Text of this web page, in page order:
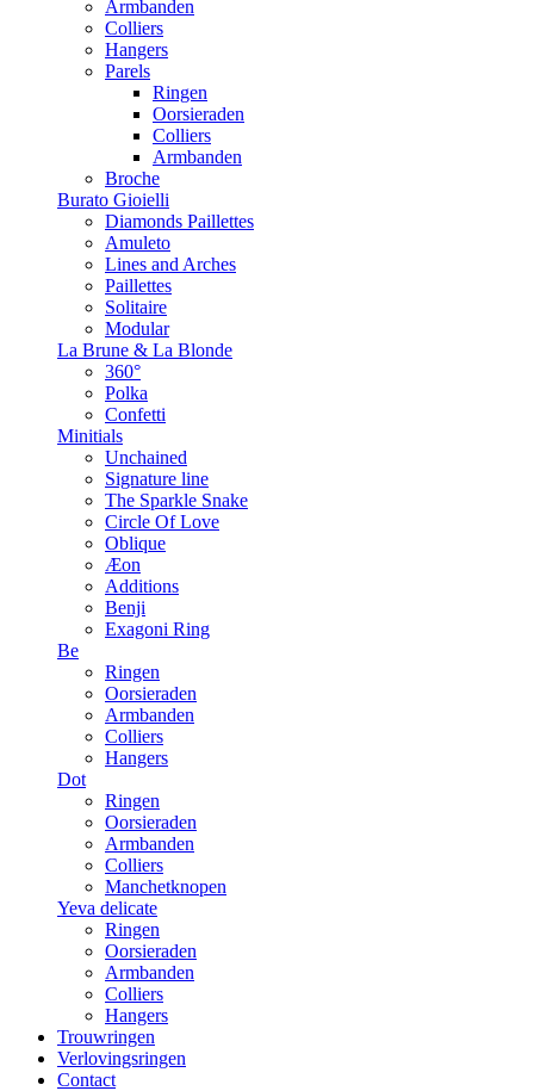
Armbanden
Colliers
Hangers
Parels
Ringen
Oorsieraden
Colliers
Armbanden
Broche
Burato Gioielli
Diamonds Paillettes
Amuleto
Lines and Arches
Paillettes
Solitaire
Modular
La Brune & La Blonde
360°
Polka
Confetti
Minitials
Unchained
Signature line
The Sparkle Snake
Circle Of Love
Oblique
Æon
Additions
Benji
Exagoni Ring
Be
Ringen
Oorsieraden
Armbanden
Colliers
Hangers
Dot
Ringen
Oorsieraden
Armbanden
Colliers
Manchetknopen
Yeva delicate
Ringen
Oorsieraden
Armbanden
Colliers
Hangers
Trouwringen
Verlovingsringen
Contact